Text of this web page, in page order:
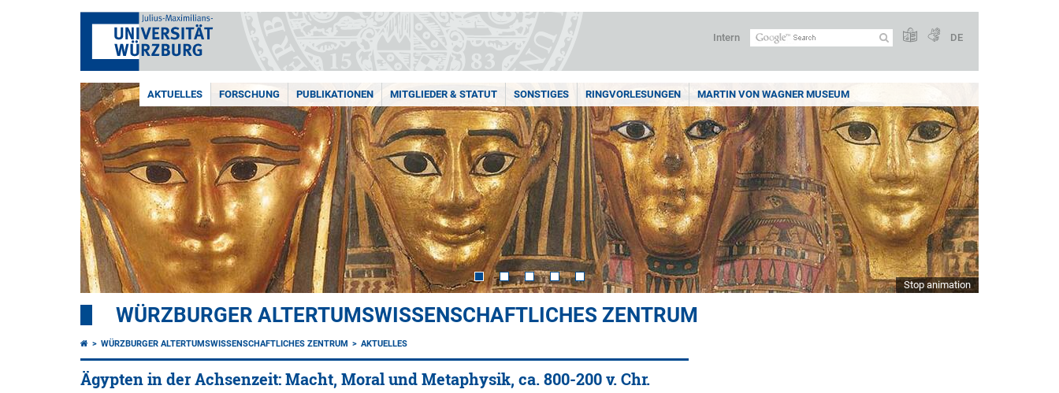
Intern DE
AKTUELLES FORSCHUNG PUBLIKATIONEN MITGLIEDER & STATUT SONSTIGES RINGVORLESUNGEN MARTIN VON WAGNER MUSEUM
Stop animation
WÜRZBURGER ALTERTUMSWISSENSCHAFTLICHES ZENTRUM
WÜRZBURGER ALTERTUMSWISSENSCHAFTLICHES ZENTRUM AKTUELLES
Ägypten in der Achsenzeit: Macht, Moral und Metaphysik, ca. 800-200 v. Chr.